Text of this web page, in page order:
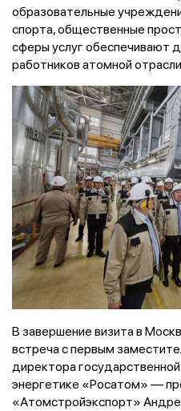
образовательные
спорта, общественные
сферы услуг обеспечивают
работников атомной
В завершение визита в
встреча с первым
директора
энергетике «Росатом» —
«Атомстройэкспорт»